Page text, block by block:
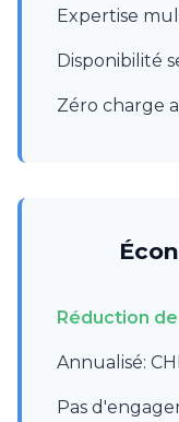
Expertise
Disponibilité
Zéro charge
Réduction
Annualisé:
Pas